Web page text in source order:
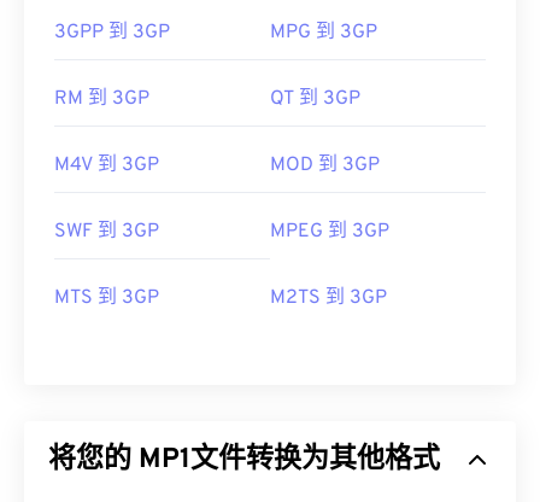
3GPP 到 3GP MPG 到 3GP
RM 到 3GP QT 到 3GP
M4V 到 3GP MOD 到 3GP
SWF 到 3GP MPEG 到 3GP
MTS 到 3GP M2TS 到 3GP
将您的 MP1文件转换为其他格式